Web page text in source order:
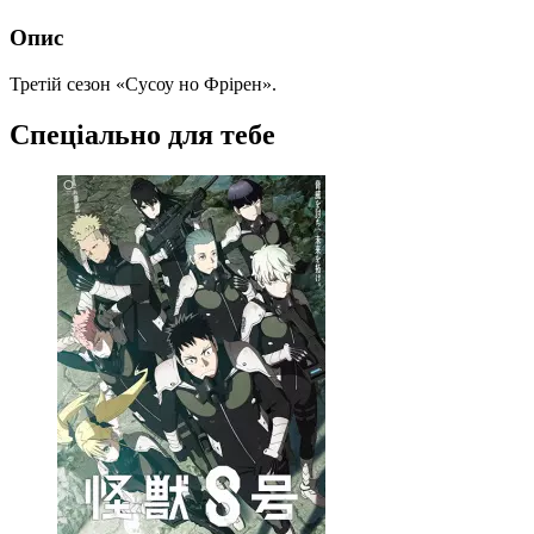
Опис
Третій сезон «Сусоу но Фрірен».
Спеціально для тебе